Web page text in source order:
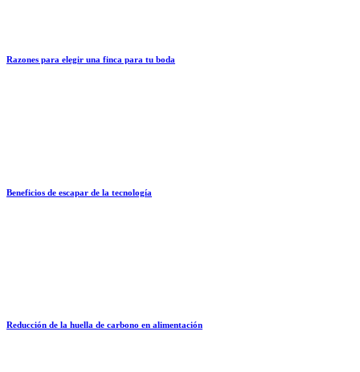
Razones para elegir una finca para tu boda
Beneficios de escapar de la tecnología
Reducción de la huella de carbono en alimentación